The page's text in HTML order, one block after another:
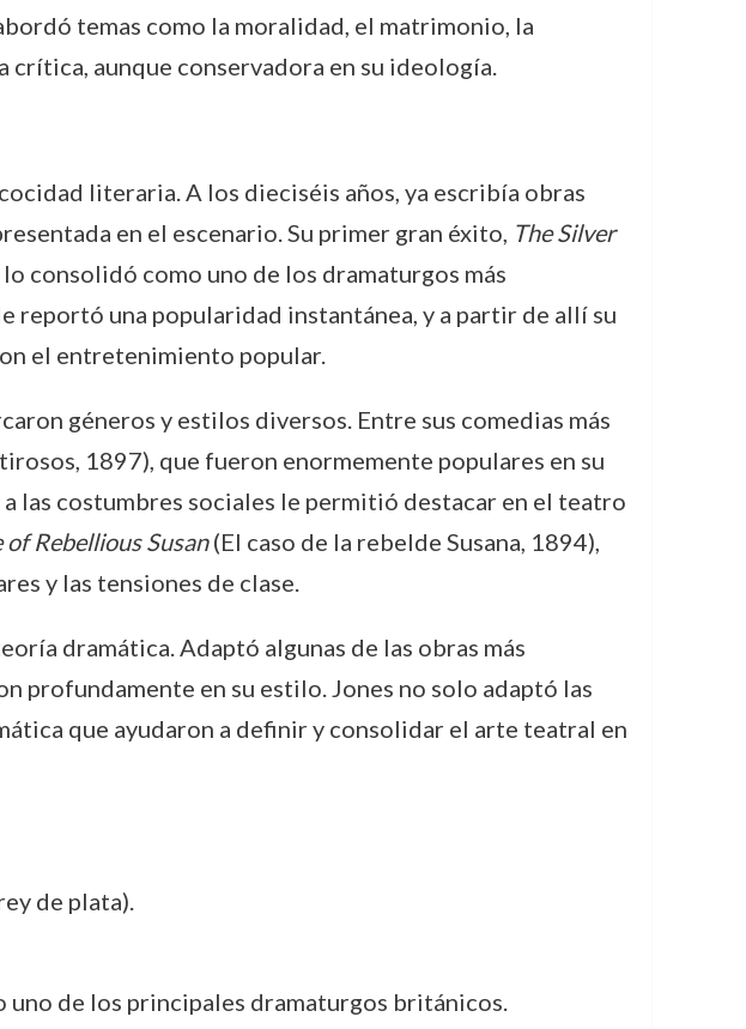
temas como la moralidad, el matrimonio, la
crítica, aunque conservadora en su ideología.
literaria. A los dieciséis años, ya escribía obras
en el escenario. Su primer gran éxito, The Silver
consolidó como uno de los dramaturgos más
reportó una popularidad instantánea, y a partir de allí su
el entretenimiento popular.
géneros y estilos diversos. Entre sus comedias más
1897), que fueron enormemente populares en su
las costumbres sociales le permitió destacar en el teatro
of Rebellious Susan(El caso de la rebelde Susana, 1894),
y las tensiones de clase.
dramática. Adaptó algunas de las obras más
profundamente en su estilo. Jones no solo adaptó las
que ayudaron a definir y consolidar el arte teatral en
de plata).
uno de los principales dramaturgos británicos.